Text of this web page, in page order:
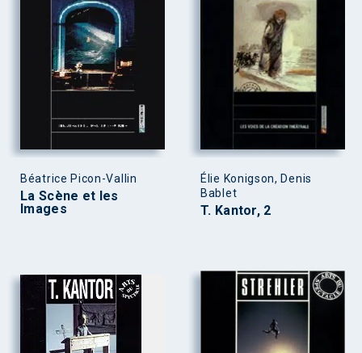
Béatrice Picon-Vallin
La Scène et les
Images
Élie Konigson, Denis
Bablet
T. Kantor, 2